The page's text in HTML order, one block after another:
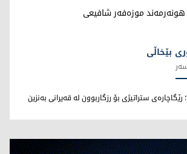
موزەفەر شافیعی
بێخاڵی
ستراتیژی بۆ رزگاربوون لە قەیرانی بەنزین